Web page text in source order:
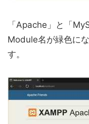
「Apache」と「
Module名が緑色に
す。